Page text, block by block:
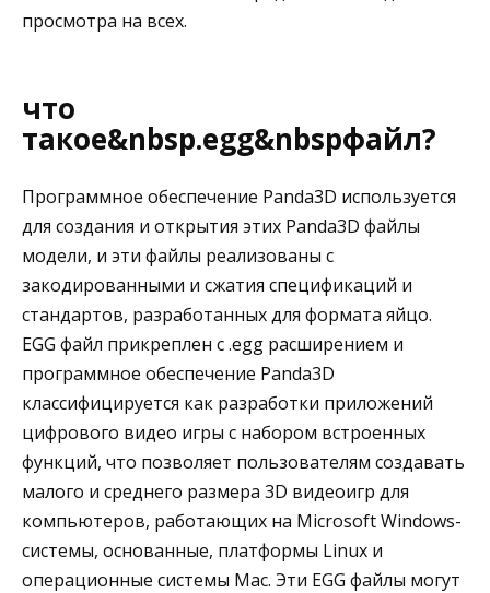
просмотра на всех.
что
такое&nbsp.egg&nbspфайл?
Программное обеспечение Panda3D используется
для создания и открытия этих Panda3D файлы
модели, и эти файлы реализованы с
закодированными и сжатия спецификаций и
стандартов, разработанных для формата яйцо.
EGG файл прикреплен с .egg расширением и
программное обеспечение Panda3D
классифицируется как разработки приложений
цифрового видео игры с набором встроенных
функций, что позволяет пользователям создавать
малого и среднего размера 3D видеоигр для
компьютеров, работающих на Microsoft Windows-
системы, основанные, платформы Linux и
операционные системы Mac. Эти EGG файлы могут